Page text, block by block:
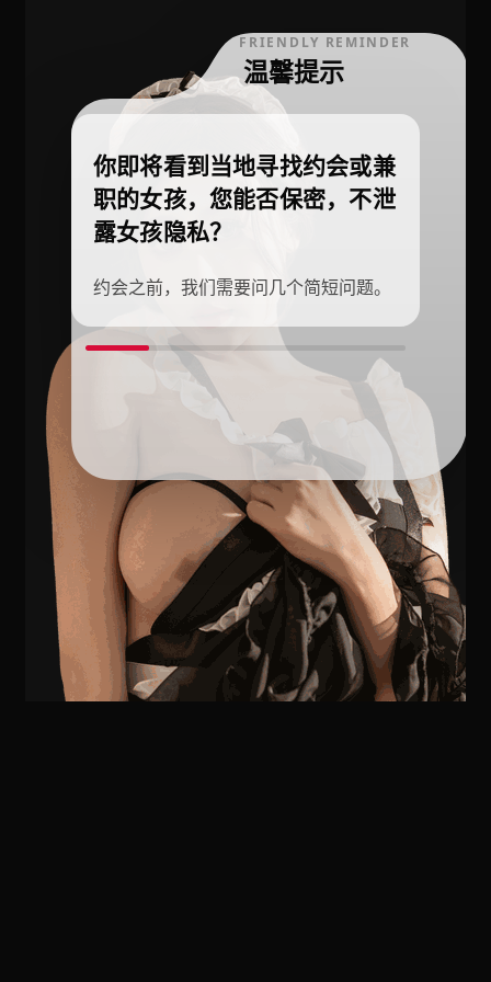
FRIENDLY REMINDER
温馨提示
你即将看到当地寻找约会或兼
职的女孩，您能否保密，不泄
露女孩隐私？
约会之前，我们需要问几个简短问题。